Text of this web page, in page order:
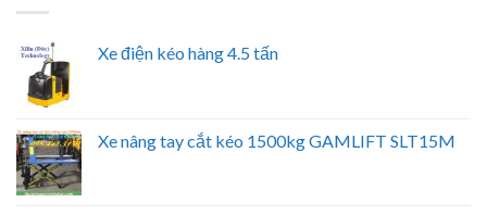
Xe điện kéo hàng 4.5 tấn
Xe nâng tay cắt kéo 1500kg GAMLIFT SLT15M